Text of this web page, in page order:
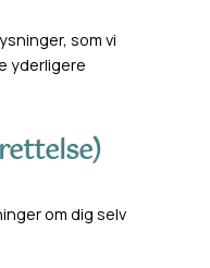
som vi
yderligere
om dig selv